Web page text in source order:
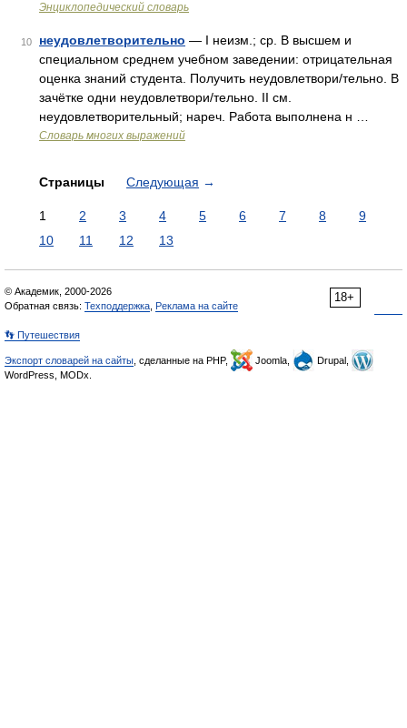
Энциклопедический словарь
10 неудовлетворительно — I неизм.; ср. В высшем и
специальном среднем учебном заведении: отрицательная
оценка знаний студента. Получить неудовлетвори/тельно. В
зачётке одни неудовлетвори/тельно. II см.
неудовлетворительный; нареч. Работа выполнена н …
Словарь многих выражений
Страницы Следующая →
1 2 3 4 5 6 7 8
9
10
11 12 13
18+
© Академик, 2000-2026
Обратная связь: Техподдержка Реклама на сайте
👣 Путешествия
Экспорт словарей на сайты , сделанные на PHP, Joomla,
Drupal,
WordPress, MODx.